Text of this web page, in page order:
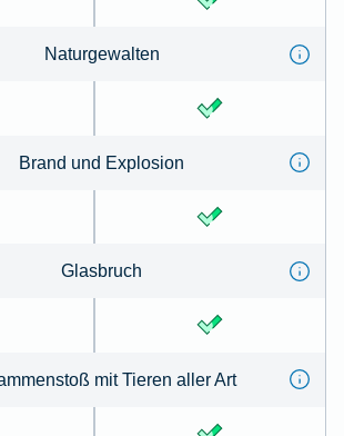
Na­tur­ge­wal­ten
Brand und Ex­plo­sion
Glas­bruch
mit Tie­ren aller Art